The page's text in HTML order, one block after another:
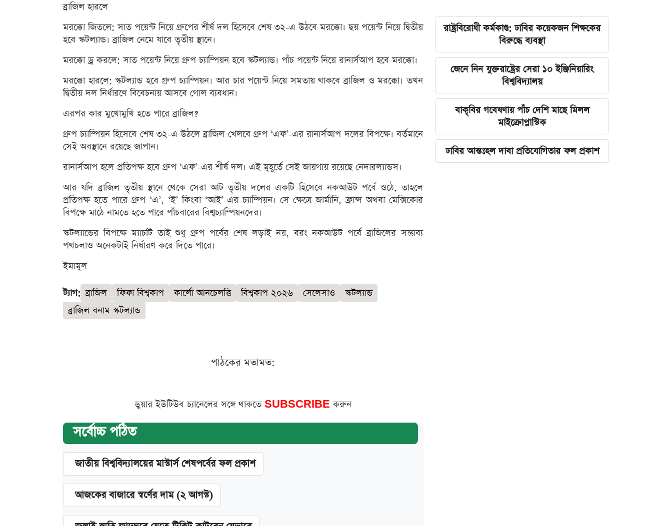
ব্রাজিল হারলে
মরক্কো জিতলে: সাত পয়েন্ট নিয়ে গ্রুপের শীর্ষ দল হিসেবে শেষ ৩২-এ উঠবে মরক্কো। ছয় পয়েন্ট নিয়ে দ্বিতীয়
হবে স্কটল্যান্ড। ব্রাজিল নেমে যাবে তৃতীয় স্থানে।
মরক্কো ড্র করলে: সাত পয়েন্ট নিয়ে গ্রুপ চ্যাম্পিয়ন হবে স্কটল্যান্ড। পাঁচ পয়েন্ট নিয়ে রানার্সআপ হবে মরক্কো।
মরক্কো হারলে: স্কটল্যান্ড হবে গ্রুপ চ্যাম্পিয়ন। আর চার পয়েন্ট নিয়ে সমতায় থাকবে ব্রাজিল ও মরক্কো। তখন
দ্বিতীয় দল নির্ধারণে বিবেচনায় আসবে গোল ব্যবধান।
এরপর কার মুখোমুখি হতে পারে ব্রাজিল?
গ্রুপ চ্যাম্পিয়ন হিসেবে শেষ ৩২-এ উঠলে ব্রাজিল খেলবে গ্রুপ ‘এফ’-এর রানার্সআপ দলের বিপক্ষে। বর্তমানে
সেই অবস্থানে রয়েছে জাপান।
রানার্সআপ হলে প্রতিপক্ষ হবে গ্রুপ ‘এফ’-এর শীর্ষ দল। এই মুহূর্তে সেই জায়গায় রয়েছে নেদারল্যান্ডস।
আর যদি ব্রাজিল তৃতীয় স্থানে থেকে সেরা আট তৃতীয় দলের একটি হিসেবে নকআউট পর্বে ওঠে, তাহলে
প্রতিপক্ষ হতে পারে গ্রুপ ‘এ’, ‘ই’ কিংবা ‘আই’-এর চ্যাম্পিয়ন। সে ক্ষেত্রে জার্মানি, ফ্রান্স অথবা মেক্সিকোর
বিপক্ষে মাঠে নামতে হতে পারে পাঁচবারের বিশ্বচ্যাম্পিয়নদের।
স্কটল্যান্ডের বিপক্ষে ম্যাচটি তাই শুধু গ্রুপ পর্বের শেষ লড়াই নয়, বরং নকআউট পর্বে ব্রাজিলের সম্ভাব্য
পথচলাও অনেকটাই নির্ধারণ করে দিতে পারে।
ইমামুল
ট্যাগ: ব্রাজিল ফিফা বিশ্বকাপ কার্লো আনচেলত্তি বিশ্বকাপ ২০২৬ সেলেসাও
স্কটল্যান্ড
ব্রাজিল বনাম স্কটল্যান্ড
পাঠকের মতামত:
ডুয়ার ইউটিউব চ্যানেলের সঙ্গে থাকতে SUBSCRIBEকরুন
সর্বোচ্চ পঠিত
জাতীয় বিশ্ববিদ্যালয়ের মাস্টার্স শেষপর্বের ফল প্রকাশ
আজকের বাজারে স্বর্ণের দাম (২ আগস্ট)
রাষ্ট্রবিরোধী কর্মকাণ্ড: ঢাবির কয়েকজন শিক্ষকের
বিরুদ্ধে ব্যবস্থা
জেনে নিন যুক্তরাষ্ট্রের সেরা ১০ ইঞ্জিনিয়ারিং
বিশ্ববিদ্যালয়
বাকৃবির গবেষণায় পাঁচ দেশি মাছে মিলল
মাইক্রোপ্লাস্টিক
ঢাবির আন্তঃহল দাবা প্রতিযোগিতার ফল প্রকাশ